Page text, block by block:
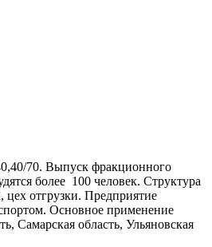
70. Выпуск фракционного
более 100 человек. Структура
отгрузки. Предприятие
Основное применение
Самарская область, Ульяновская